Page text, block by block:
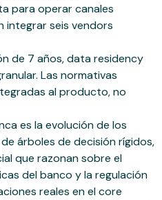
para operar canales
integrar seis vendors
de 7 años, data residency
Las normativas
al producto, no
es la evolución de los
árboles de decisión rígidos,
que razonan sobre el
del banco y la regulación
reales en el core